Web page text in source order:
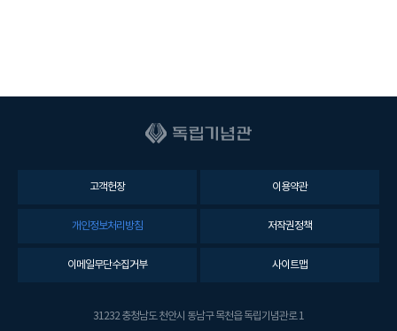
고객헌장 이용약관
개인정보처리방침 저작권정책
이메일무단수집거부 사이트맵
31232 충청남도 천안시 동남구 목천읍 독립기념관로 1